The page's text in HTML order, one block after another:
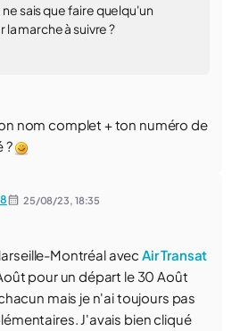
sais que faire quelqu'un
marche à suivre ?
nom complet + ton numéro de
?
25/08/23, 18:35
Montréal avec Air Transat
pour un départ le 30 Août
mais je n'ai toujours pas
J'avais bien cliqué